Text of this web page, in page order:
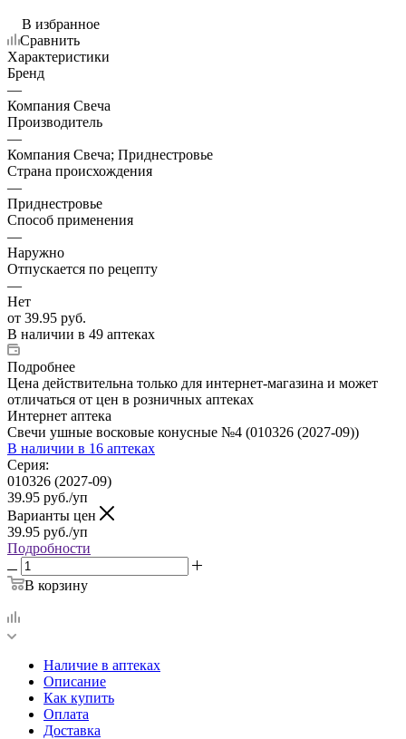
В избранное
Сравнить
Характеристики
Бренд
—
Компания Свеча
Производитель
—
Компания Свеча; Приднестровье
Страна происхождения
—
Приднестровье
Способ применения
—
Наружно
Отпускается по рецепту
—
Нет
от 39.95 руб.
В наличии в 49 аптеках
Подробнее
Цена действительна только для интернет-магазина и может
отличаться от цен в розничных аптеках
Интернет аптека
Свечи ушные восковые конусные №4 (010326 (2027-09))
В наличии в 16 аптеках
Серия:
010326 (2027-09)
39.95 руб./уп
Варианты цен
39.95 руб./уп
Подробности
В корзину
Наличие в аптеках
Описание
Как купить
Оплата
Доставка